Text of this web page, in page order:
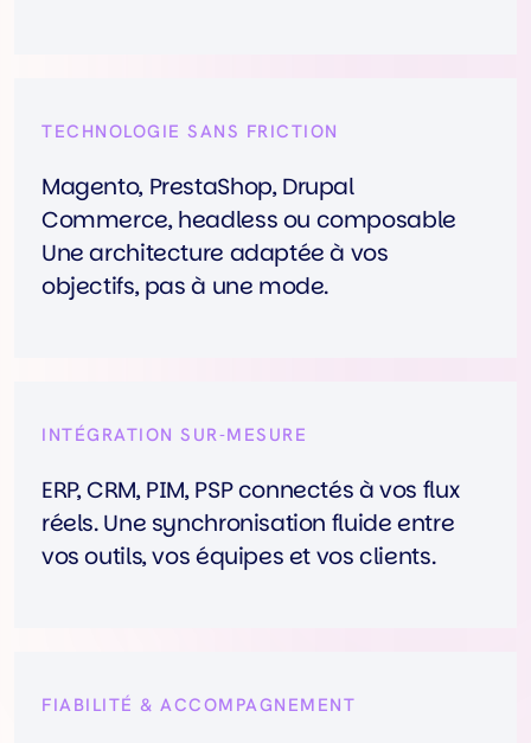
TECHNOLOGIE SANS FRICTION
Magento, PrestaShop, Drupal
Commerce, headless ou composable
Une architecture adaptée à vos
objectifs, pas à une mode.
INTÉGRATION SUR-MESURE
ERP, CRM, PIM, PSP connectés à vos flux
réels. Une synchronisation fluide entre
vos outils, vos équipes et vos clients.
FIABILITÉ & ACCOMPAGNEMENT